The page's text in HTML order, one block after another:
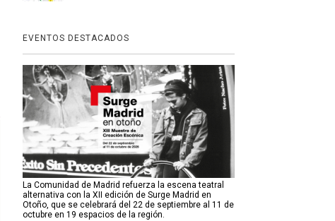
EVENTOS DESTACADOS
La Comunidad de Madrid refuerza la escena teatral
alternativa con la XII edición de Surge Madrid en
Otoño, que se celebrará del 22 de septiembre al 11 de
octubre en 19 espacios de la región.